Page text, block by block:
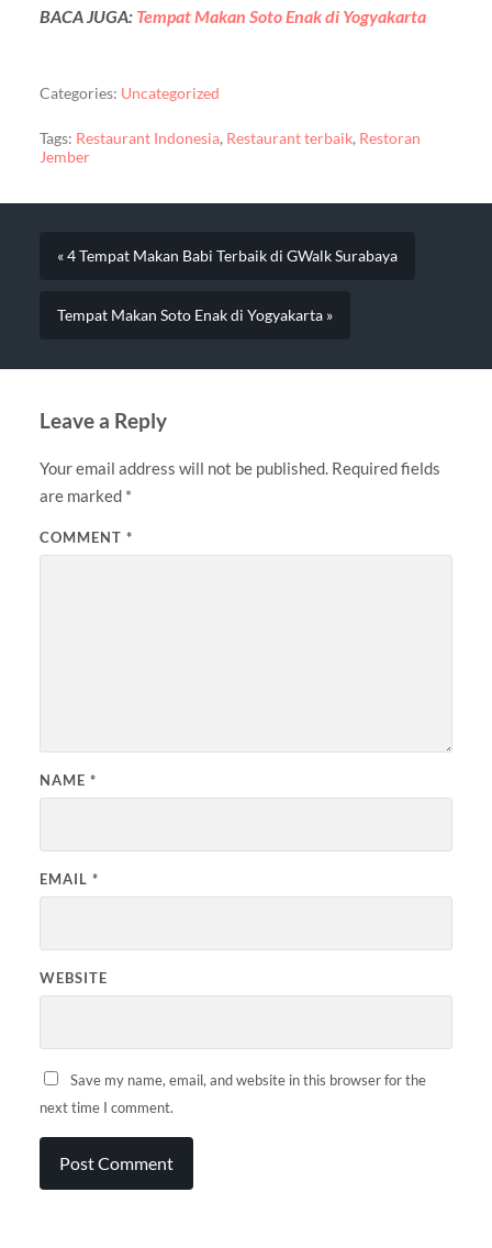
BACA JUGA: Tempat Makan Soto Enak di Yogyakarta
Categories: Uncategorized
Tags: Restaurant Indonesia, Restaurant terbaik, Restoran
Jember
« 4 Tempat Makan Babi Terbaik di GWalk Surabaya
Tempat Makan Soto Enak di Yogyakarta »
Leave a Reply
Your email address will not be published. Required fields
are marked *
COMMENT *
NAME *
EMAIL *
WEBSITE
Save my name, email, and website in this browser for the
next time I comment.